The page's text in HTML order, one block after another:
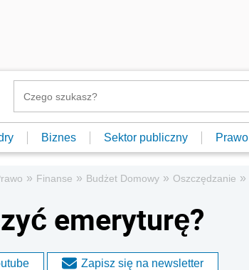
Biznes Sektor publiczny Prawo
» Finanse » Budżet Domowy » Oszczędzanie »
emeryturę?
Zapisz się na newsletter